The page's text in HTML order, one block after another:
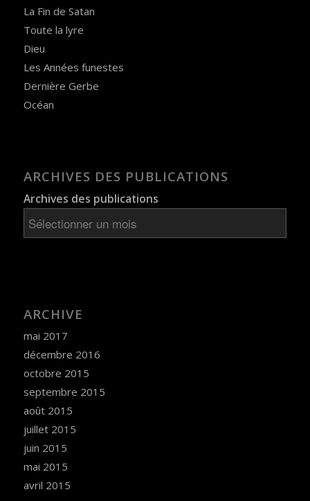
La Fin de Satan
Toute la lyre
Dieu
Les Années funestes
Dernière Gerbe
Océan
ARCHIVES DES PUBLICATIONS
Archives des publications
ARCHIVE
mai 2017
décembre 2016
octobre 2015
septembre 2015
août 2015
juillet 2015
juin 2015
mai 2015
avril 2015